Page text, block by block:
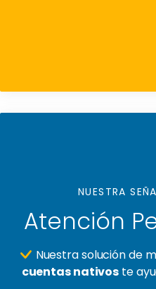
NUESTRA
Atención
Nuestra solución de
cuentas nativos te